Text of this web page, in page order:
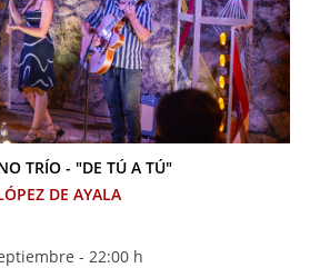
TRÍO - "DE TÚ A TÚ"
DE AYALA
- 22:00 h